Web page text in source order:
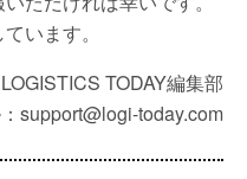
います。
LOGISTICS TODAY編集部
support@logi-today.com